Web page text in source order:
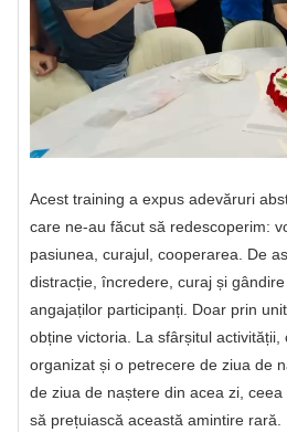
Acest training a expus adevăruri
care ne-au făcut să redescoperim:
pasiunea, curajul, cooperarea. De
distracție, încredere, curaj și
angajaților participanți. Doar prin
obține victoria. La sfârșitul activității,
organizat și o petrecere de ziua de
de ziua de naștere din acea zi,
să prețuiască această amintire rară.